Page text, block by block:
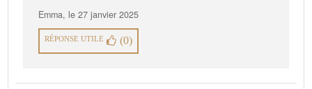
Emma, le 27 janvier 2025
RÉPONSE UTILE (0)